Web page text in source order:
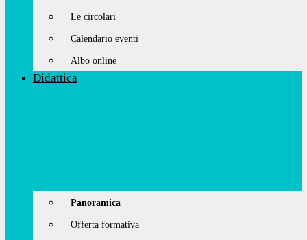
Le circolari
Calendario eventi
Albo online
Didattica
Panoramica
Offerta formativa